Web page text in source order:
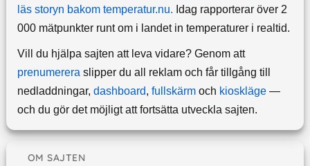
läs storyn bakom temperatur.nu. Idag rapporterar över 2
000 mätpunkter runt om i landet in temperaturer i realtid.
Vill du hjälpa sajten att leva vidare? Genom att
prenumereraslipper du all reklam och får tillgång till
nedladdningar, dashboard, fullskärmoch kioskläge—
och du gör det möjligt att fortsätta utveckla sajten.
OM SAJTEN